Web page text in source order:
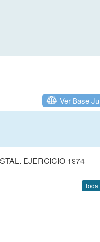
Ver Base
EJERCICIO 1974
Toda